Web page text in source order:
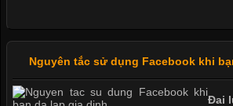
Nguyên tắc sử dụng Facebook khi
Đai